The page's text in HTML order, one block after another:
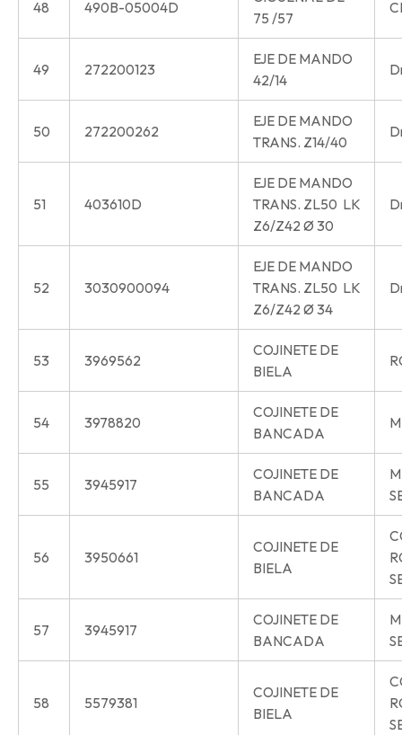
48 490B-05004D
75 /57
49 272200123
EJE DE MANDO
42/14
50 272200262
EJE DE MANDO
TRANS. Z14/40
51 403610D
EJE DE MANDO
TRANS. ZL50 LK
Z6/Z42 Ø 30
52 3030900094
EJE DE MANDO
TRANS. ZL50 LK
Z6/Z42 Ø 34
53 3969562
COJINETE DE
BIELA
54 3978820
COJINETE DE
BANCADA
55 3945917
COJINETE DE
BANCADA
56 3950661
COJINETE DE
BIELA
57 3945917
COJINETE DE
BANCADA
58 5579381
COJINETE DE
BIELA